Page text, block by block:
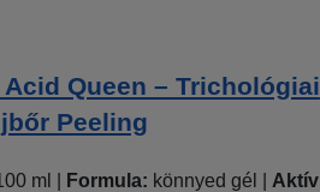
Acid Queen – Trichológiai
Peeling
ml | Formula: könnyed gél | Aktív